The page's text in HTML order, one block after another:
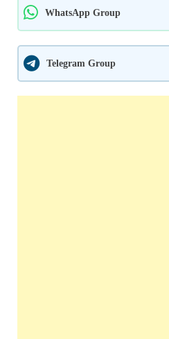
WhatsApp Group
Telegram Group